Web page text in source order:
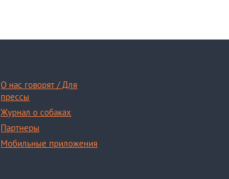
О нас говорят / Для
прессы
Журнал о собаках
Партнеры
Мобильные приложения